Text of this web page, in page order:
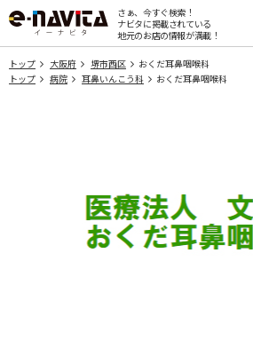
さぁ、今すぐ検索！
ナビタに掲載されている
地元のお店の情報が満載！
トップ 大阪府 堺市西区
おくだ耳鼻咽喉科
トップ
病院 耳鼻いんこう科 おくだ耳鼻咽喉科